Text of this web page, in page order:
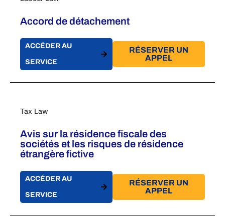
Accord de détachement
ACCÉDER AU
SERVICE
RÉSERVER UN
APPEL
Tax Law
Avis sur la résidence fiscale des
sociétés et les risques de résidence
étrangère fictive
ACCÉDER AU
SERVICE
RÉSERVER UN
APPEL